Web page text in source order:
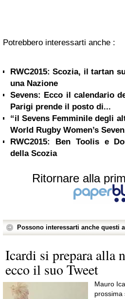
Potrebbero interessarti anche :
RWC2015: Scozia, il tartan
una Nazione
Sevens: Ecco il calendario
Parigi prende il posto di...
“il Sevens Femminile degli
World Rugby Women’s
RWC2015: Ben Toolis e
della Scozia
Ritornare alla
Possono interessarti anche questi
Icardi si prepara alla
ecco il suo Tweet
Mauro
prossima